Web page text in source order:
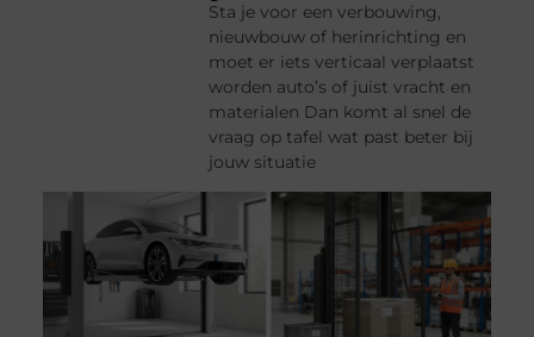
Sta je voor een verbouwing,
nieuwbouw of herinrichting en
moet er iets verticaal verplaatst
worden auto’s of juist vracht en
materialen Dan komt al snel de
vraag op tafel wat past beter bij
jouw situatie